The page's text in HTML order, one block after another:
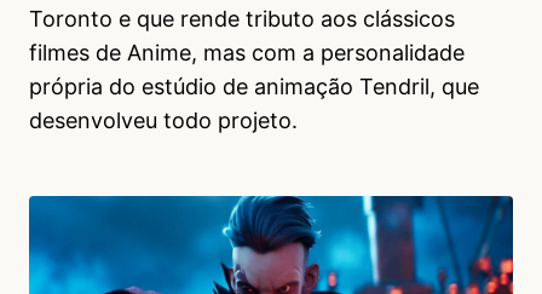
Toronto e que rende tributo aos clássicos
filmes de Anime, mas com a personalidade
própria do estúdio de animação Tendril, que
desenvolveu todo projeto.